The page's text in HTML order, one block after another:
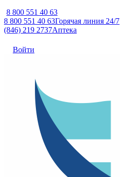
8 800 551 40 63
8 800 551 40 63Горячая линия 24/7
(846) 219 2737Аптека
Войти